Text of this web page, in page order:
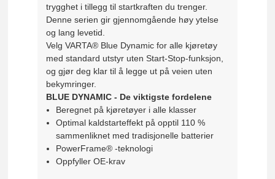
trygghet i tillegg til startkraften du trenger.
Denne serien gir gjennomgående høy ytelse
og lang levetid.
Velg VARTA® Blue Dynamic for alle kjøretøy
med standard utstyr uten Start-Stop-funksjon,
og gjør deg klar til å legge ut på veien uten
bekymringer.
BLUE DYNAMIC - De viktigste fordelene
Beregnet på kjøretøyer i alle klasser
Optimal kaldstarteffekt på opptil 110 %
sammenliknet med tradisjonelle batterier
PowerFrame® -teknologi
Oppfyller OE-krav